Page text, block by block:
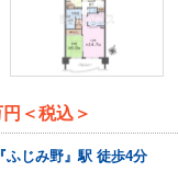
＜税込＞
ふじみ野』駅 徒歩4分